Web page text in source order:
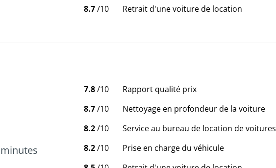
8.7/10 Retrait d'une voiture de location
7.8/10
Rapport qualité prix
8.7/10
Nettoyage en profondeur de la voiture
8.2/10
Service au bureau de location de voitures
8.2/10
Prise en charge du véhicule